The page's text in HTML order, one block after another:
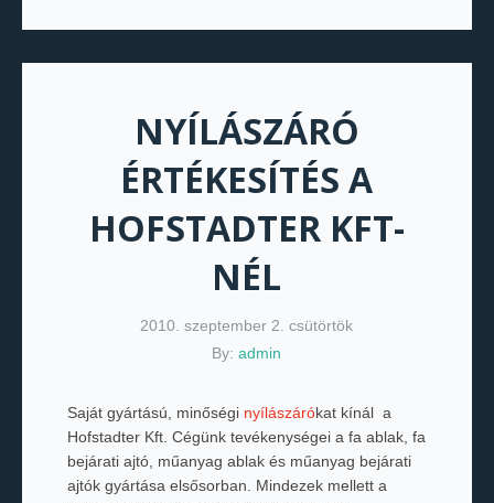
NYÍLÁSZÁRÓ
ÉRTÉKESÍTÉS A
HOFSTADTER KFT-
NÉL
2010. szeptember 2. csütörtök
By:admin
Saját gyártású, minőségi nyílászárókat kínál a
Hofstadter Kft. Cégünk tevékenységei a fa ablak, fa
bejárati ajtó, műanyag ablak és műanyag bejárati
ajtók gyártása elsősorban. Mindezek mellett a